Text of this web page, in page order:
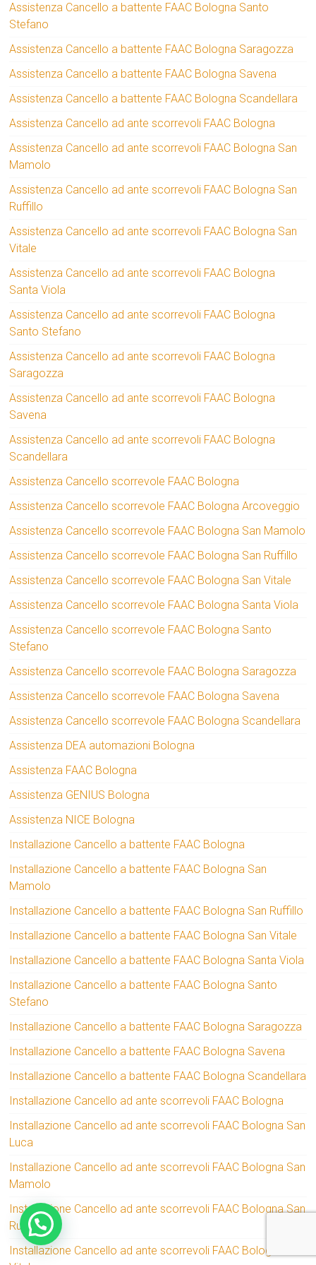
Assistenza Cancello a battente FAAC Bologna Santo
Stefano
Assistenza Cancello a battente FAAC Bologna Saragozza
Assistenza Cancello a battente FAAC Bologna Savena
Assistenza Cancello a battente FAAC Bologna Scandellara
Assistenza Cancello ad ante scorrevoli FAAC Bologna
Assistenza Cancello ad ante scorrevoli FAAC Bologna San
Mamolo
Assistenza Cancello ad ante scorrevoli FAAC Bologna San
Ruffillo
Assistenza Cancello ad ante scorrevoli FAAC Bologna San
Vitale
Assistenza Cancello ad ante scorrevoli FAAC Bologna
Santa Viola
Assistenza Cancello ad ante scorrevoli FAAC Bologna
Santo Stefano
Assistenza Cancello ad ante scorrevoli FAAC Bologna
Saragozza
Assistenza Cancello ad ante scorrevoli FAAC Bologna
Savena
Assistenza Cancello ad ante scorrevoli FAAC Bologna
Scandellara
Assistenza Cancello scorrevole FAAC Bologna
Assistenza Cancello scorrevole FAAC Bologna Arcoveggio
Assistenza Cancello scorrevole FAAC Bologna San Mamolo
Assistenza Cancello scorrevole FAAC Bologna San Ruffillo
Assistenza Cancello scorrevole FAAC Bologna San Vitale
Assistenza Cancello scorrevole FAAC Bologna Santa Viola
Assistenza Cancello scorrevole FAAC Bologna Santo
Stefano
Assistenza Cancello scorrevole FAAC Bologna Saragozza
Assistenza Cancello scorrevole FAAC Bologna Savena
Assistenza Cancello scorrevole FAAC Bologna Scandellara
Assistenza DEA automazioni Bologna
Assistenza FAAC Bologna
Assistenza GENIUS Bologna
Assistenza NICE Bologna
Installazione Cancello a battente FAAC Bologna
Installazione Cancello a battente FAAC Bologna San
Mamolo
Installazione Cancello a battente FAAC Bologna San Ruffillo
Installazione Cancello a battente FAAC Bologna San Vitale
Installazione Cancello a battente FAAC Bologna Santa Viola
Installazione Cancello a battente FAAC Bologna Santo
Stefano
Installazione Cancello a battente FAAC Bologna Saragozza
Installazione Cancello a battente FAAC Bologna Savena
Installazione Cancello a battente FAAC Bologna Scandellara
Installazione Cancello ad ante scorrevoli FAAC Bologna
Installazione Cancello ad ante scorrevoli FAAC Bologna San
Luca
Installazione Cancello ad ante scorrevoli FAAC Bologna San
Mamolo
Installazione Cancello ad ante scorrevoli FAAC Bologna San
Ruffillo
Installazione Cancello ad ante scorrevoli FAAC Bologna San